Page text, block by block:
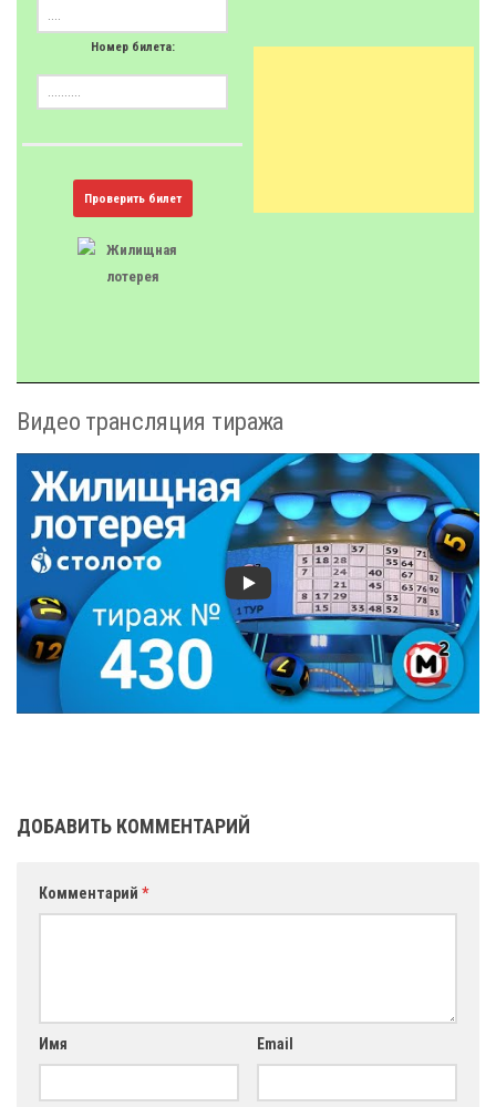
Номер билета:
Проверить билет
Видео трансляция тиража
ДОБАВИТЬ КОММЕНТАРИЙ
Комментарий *
Имя Email